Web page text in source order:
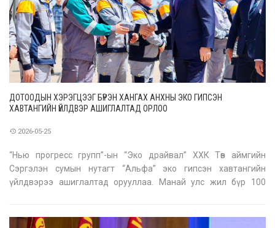
ДОТООДЫН ХЭРЭГЦЭЭГ БҮРЭН ХАНГАХ АНХНЫ ЭКО ГИПСЭН
ХАВТАНГИЙН ҮЙЛДВЭР АШИГЛАЛТАД ОРЛОО
2026-05-25
“Нью прогресс групп”-ын “Эко драйвал” ХХК Төв аймгийн
Сэргэлэн сумын нутагт “Альфа” эко гипсэн хавтангийн
үйлдвэрээ ашиглалтад орууллаа. Манай улс жил бүр 100
хувь хангах бөгөөд жилд